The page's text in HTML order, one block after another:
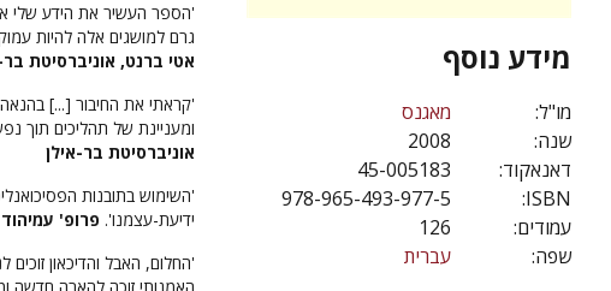
מידע נוסף
מו"ל:
מאגנס
שנה:
2008
דאנאקוד:
45-005183
ISBN:
978-965-493-977-5
עמודים:
126
שפה:
עברית
'הספר העשיר את הידע שלי
גרם למושגים אלה להיות
אטי ברנט, אוניברסיטת
'קראתי את החיבור [...] בהנאה
ומעניינת של תהליכים תוך
אוניברסיטת בר-אילן
'השימוש בתובנות
ידיעת-עצמנו'. פרופ'
'החלום, האבל והדיכאון